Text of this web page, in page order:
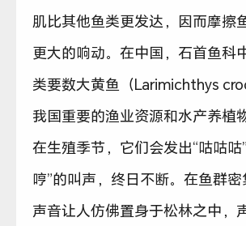
肌比其他鱼类更发达，因而摩擦
更大的响动。在中国，石首鱼科
类要数大黄鱼（Larimichthys
我国重要的渔业资源和水产养植
在生殖季节，它们会发出“咕咕咕
哼”的叫声，终日不断。在鱼群
声音让人仿佛置身于松林之中，